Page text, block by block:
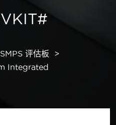
评估板
Integrated